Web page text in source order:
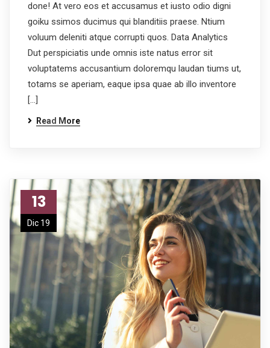
done! At vero eos et accusamus et iusto odio digni
goiku ssimos ducimus qui blanditiis praese. Ntium
voluum deleniti atque corrupti quos. Data Analytics
Dut perspiciatis unde omnis iste natus error sit
voluptatems accusantium doloremqu laudan tiums ut,
totams se aperiam, eaque ipsa quae ab illo inventore
[…]
Read More
13
Dic 19